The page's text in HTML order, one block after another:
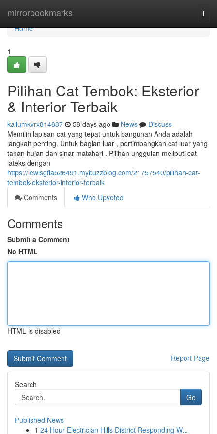
mirrorbookmarks
Home
Home
1
Pilihan Cat Tembok: Eksterior
& Interior Terbaik
kallumkvrx814637 58 days ago News
Discuss
Memilih lapisan cat yang tepat untuk bangunan Anda adalah
langkah penting. Untuk bagian luar , pertimbangkan cat luar yang
tahan hujan dan sinar matahari . Pilihan unggulan meliputi cat
lateks dengan
https://lewisgfla526491.mybuzzblog.com/21757540/pilihan-cat-
tembok-eksterior-interior-terbaik
Comments
Who Upvoted
Comments
Submit a Comment
No HTML
HTML is disabled
Report Page
Search
Go
Published News
1 24 Hour Electrician Hills District Responding W...